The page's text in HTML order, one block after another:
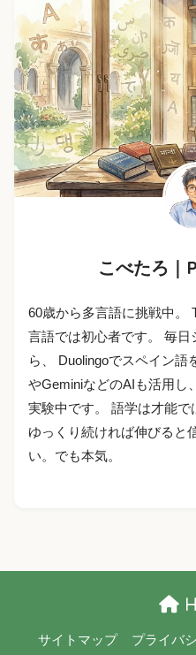
こべたろ
60歳から多言語に挑戦中。
言語では初心者です。 毎
ら、 Duolingoでスペイン語
やGeminiなどのAIも活用し
実験中です。 語学は才能で
ゆっくり続ければ伸びると
い。でも本気。
サイトマップ プライバ